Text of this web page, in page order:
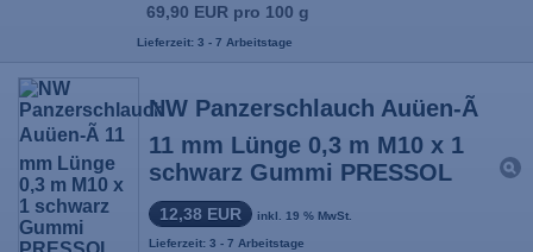
69,90 EUR pro 100 g
Lieferzeit: 3 - 7 Arbeitstage
NW Panzerschlauch Auüen-Ã
11 mm Lünge 0,3 m M10 x 1
schwarz Gummi PRESSOL
12,38 EUR inkl. 19 % MwSt.
Lieferzeit: 3 - 7 Arbeitstage